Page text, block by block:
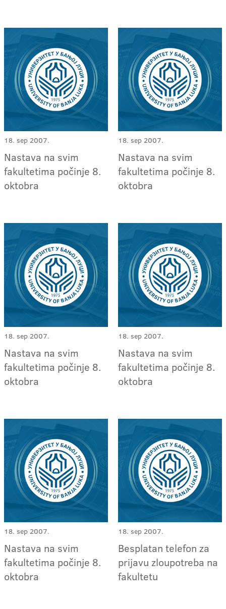
18. sep 2007.
Nastava na svim
fakultetima počinje 8.
oktobra
18. sep 2007.
Nastava na svim
fakultetima počinje 8.
oktobra
18. sep 2007.
Nastava na svim
fakultetima počinje 8.
oktobra
18. sep 2007.
Nastava na svim
fakultetima počinje 8.
oktobra
18. sep 2007.
Nastava na svim
fakultetima počinje 8.
oktobra
18. sep 2007.
Besplatan telefon za
prijavu zloupotreba na
fakultetu